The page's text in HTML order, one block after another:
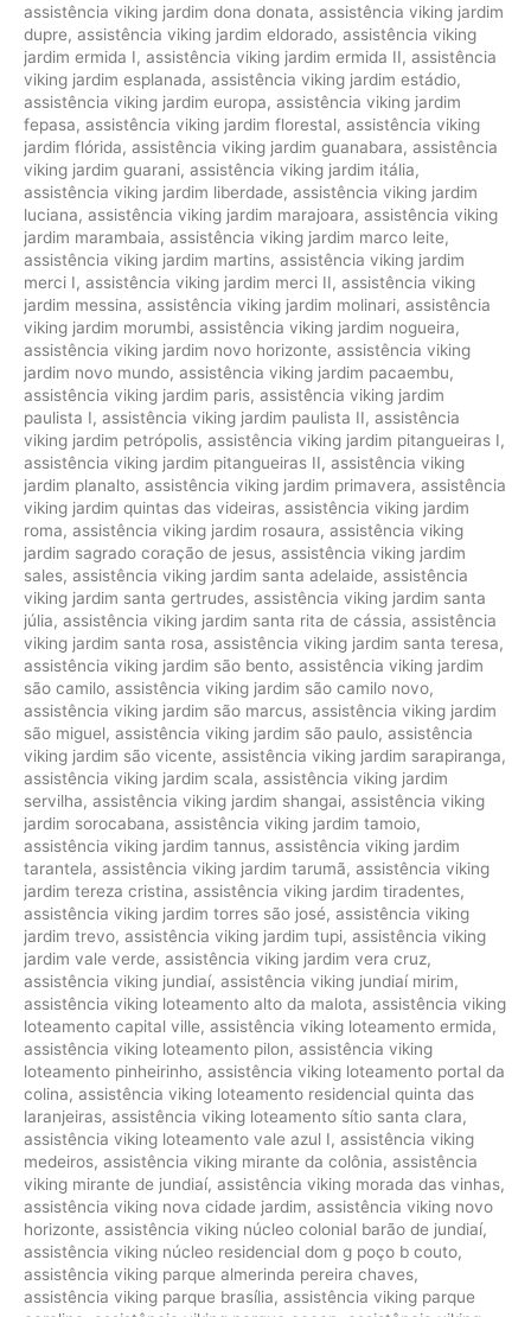
assistência viking jardim dona donata, assistência viking jardim
dupre, assistência viking jardim eldorado, assistência viking
jardim ermida I, assistência viking jardim ermida II, assistência
viking jardim esplanada, assistência viking jardim estádio,
assistência viking jardim europa, assistência viking jardim
fepasa, assistência viking jardim florestal, assistência viking
jardim flórida, assistência viking jardim guanabara, assistência
viking jardim guarani, assistência viking jardim itália,
assistência viking jardim liberdade, assistência viking jardim
luciana, assistência viking jardim marajoara, assistência viking
jardim marambaia, assistência viking jardim marco leite,
assistência viking jardim martins, assistência viking jardim
merci I, assistência viking jardim merci II, assistência viking
jardim messina, assistência viking jardim molinari, assistência
viking jardim morumbi, assistência viking jardim nogueira,
assistência viking jardim novo horizonte, assistência viking
jardim novo mundo, assistência viking jardim pacaembu,
assistência viking jardim paris, assistência viking jardim
paulista I, assistência viking jardim paulista II, assistência
viking jardim petrópolis, assistência viking jardim pitangueiras I,
assistência viking jardim pitangueiras II, assistência viking
jardim planalto, assistência viking jardim primavera, assistência
viking jardim quintas das videiras, assistência viking jardim
roma, assistência viking jardim rosaura, assistência viking
jardim sagrado coração de jesus, assistência viking jardim
sales, assistência viking jardim santa adelaide, assistência
viking jardim santa gertrudes, assistência viking jardim santa
júlia, assistência viking jardim santa rita de cássia, assistência
viking jardim santa rosa, assistência viking jardim santa teresa,
assistência viking jardim são bento, assistência viking jardim
são camilo, assistência viking jardim são camilo novo,
assistência viking jardim são marcus, assistência viking jardim
são miguel, assistência viking jardim são paulo, assistência
viking jardim são vicente, assistência viking jardim sarapiranga,
assistência viking jardim scala, assistência viking jardim
servilha, assistência viking jardim shangai, assistência viking
jardim sorocabana, assistência viking jardim tamoio,
assistência viking jardim tannus, assistência viking jardim
tarantela, assistência viking jardim tarumã, assistência viking
jardim tereza cristina, assistência viking jardim tiradentes,
assistência viking jardim torres são josé, assistência viking
jardim trevo, assistência viking jardim tupi, assistência viking
jardim vale verde, assistência viking jardim vera cruz,
assistência viking jundiaí, assistência viking jundiaí mirim,
assistência viking loteamento alto da malota, assistência viking
loteamento capital ville, assistência viking loteamento ermida,
assistência viking loteamento pilon, assistência viking
loteamento pinheirinho, assistência viking loteamento portal da
colina, assistência viking loteamento residencial quinta das
laranjeiras, assistência viking loteamento sítio santa clara,
assistência viking loteamento vale azul I, assistência viking
medeiros, assistência viking mirante da colônia, assistência
viking mirante de jundiaí, assistência viking morada das vinhas,
assistência viking nova cidade jardim, assistência viking novo
horizonte, assistência viking núcleo colonial barão de jundiaí,
assistência viking núcleo residencial dom g poço b couto,
assistência viking parque almerinda pereira chaves,
assistência viking parque brasília, assistência viking parque